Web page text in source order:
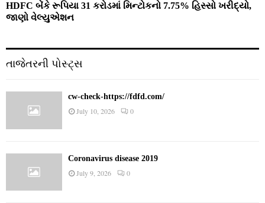
HDFC બેંકે રૂપિયા 31 કરોડમાં મિન્ટોકનો 7.75% હિસ્સો ખરીદ્યો,
જાણો વેલ્યુએશન
તાજેતરની પોસ્ટ્સ
cw-check-https://fdfd.com/
July 10, 2026 0
Coronavirus disease 2019
July 9, 2026 0